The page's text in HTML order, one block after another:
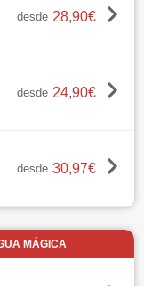
desde 28,90€
desde 24,90€
desde 30,97€
MÁGICA